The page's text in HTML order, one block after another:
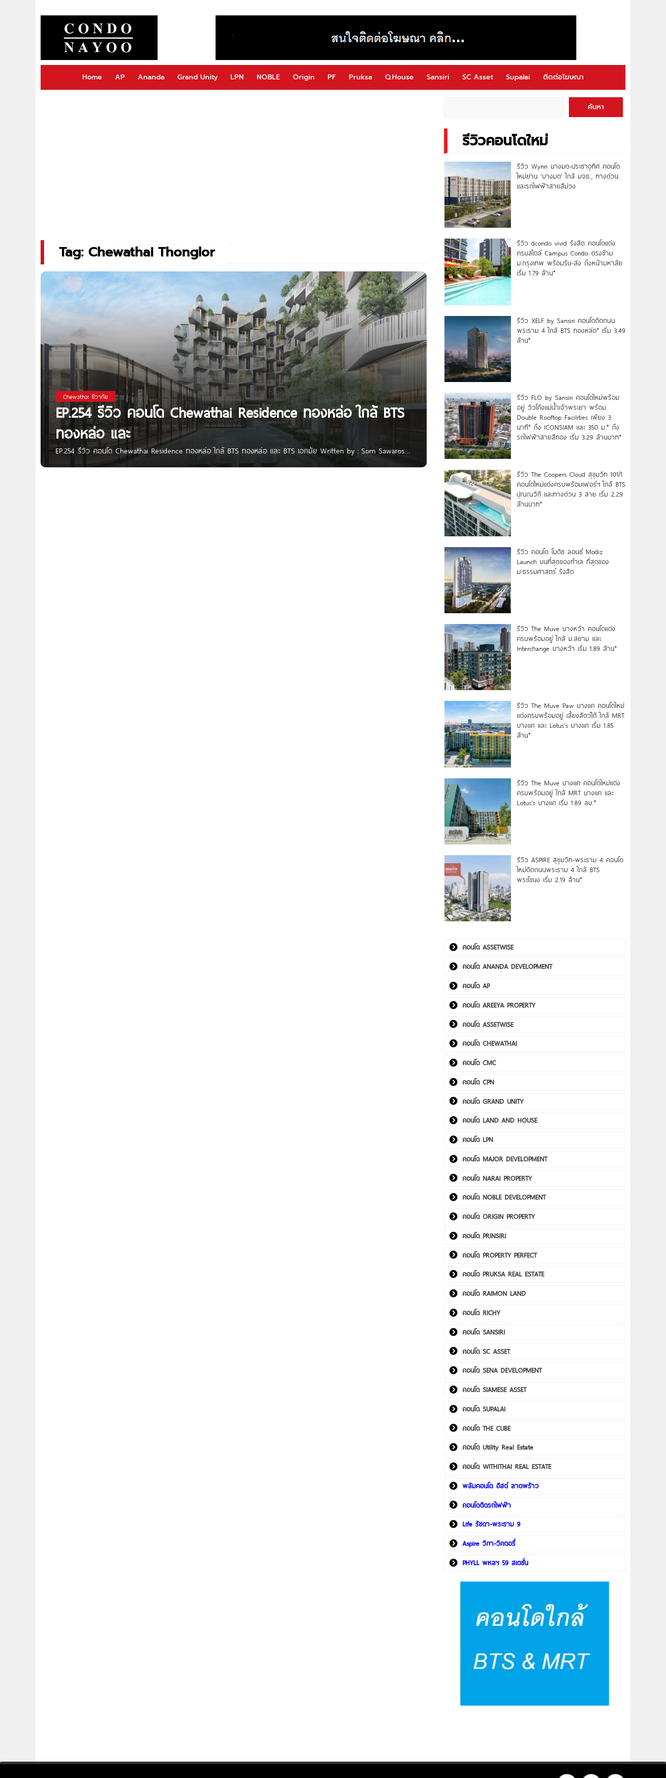
Home AP Ananda Grand Unity LPN NOBLE Origin PF Pruksa Q.House Sansiri SC Asset Supalai ติดต่อโฆษณา
Tag: Chewathai Thonglor
Chewathai ชีวาทัย
EP.254 รีวิว คอนโด Chewathai Residence ทองหล่อ ใกล้ BTS
ทองหล่อ และ
EP.254 รีวิว คอนโด Chewathai Residence ทองหล่อ ใกล้ BTS ทองหล่อ และ BTS เอกมัย Written by : Som Sawarose
Khaisilp สวัสดีผู้อ่าน CONDONAYOO ทุกคนค่ะ วันนี้เราจะพาไปชมโครงการ Chewathai Residence ทองหล่อ คอนโด
ค้นหา
รีวิวคอนโดใหม่
รีวิว Wynn บางมด-ประชาอุทิศ คอนโด
ใหม่ย่าน ‘บางมด’ ใกล้ มจธ., ทางด่วน
และรถไฟฟ้าสายสีม่วง
รีวิว dcondo vivid รังสิต คอนโดแต่ง
ครบสไตล์ Campus Condo ตรงข้าม
ม.กรุงเทพ พร้อมรับ-ส่ง ถึงหน้ามหาลัย
เริ่ม 1.79 ล้าน*
รีวิว XELF by Sansiri คอนโดติดถนน
พระราม 4 ใกล้ BTS ทองหล่อ* เริ่ม 3.49
ล้าน*
รีวิว FLO by Sansiri คอนโดใหม่พร้อม
อยู่ วิวโค้งแม่น้ำเจ้าพระยา พร้อม
Double Rooftop Facilities เพียง 3
นาที* ถึง ICONSIAM และ 350 ม.* ถึง
รถไฟฟ้าสายสีทอง เริ่ม 3.29 ล้านบาท*
รีวิว The Coopers Cloud สุขุมวิท 101/1
คอนโดใหม่แต่งครบพร้อมเฟอร์ฯ ใกล้ BTS
ปุณณวิถี และทางด่วน 3 สาย เริ่ม 2.29
ล้านบาท*
รีวิว คอนโด โมดิซ ลอนซ์ Modiz
Launch บนที่สุดของทำเล ที่สุดของ
ม.ธรรมศาสตร์ รังสิต
รีวิว The Muve บางหว้า คอนโดแต่ง
ครบพร้อมอยู่ ใกล้ ม.สยาม และ
Interchange บางหว้า เริ่ม 1.89 ล้าน*
รีวิว The Muve Paw บางแค คอนโดใหม่
แต่งครบพร้อมอยู่ เลี้ยงสัตว์ได้ ใกล้ MRT
บางแค และ Lotus’s บางแค เริ่ม 1.85
ล้าน*
รีวิว The Muve บางแค คอนโดใหม่แต่ง
ครบพร้อมอยู่ ใกล้ MRT บางแค และ
Lotus’s บางแค เริ่ม 1.89 ลบ.*
รีวิว ASPIRE สุขุมวิท-พระราม 4 คอนโด
ใหม่ติดถนนพระราม 4 ใกล้ BTS
พระโขนง เริ่ม 2.19 ล้าน*
คอนโด ASSETWISE
คอนโด ANANDA DEVELOPMENT
คอนโด AP
คอนโด AREEYA PROPERTY
คอนโด ASSETWISE
คอนโด CHEWATHAI
คอนโด CMC
คอนโด CPN
คอนโด GRAND UNITY
คอนโด LAND AND HOUSE
คอนโด LPN
คอนโด MAJOR DEVELOPMENT
คอนโด NARAI PROPERTY
คอนโด NOBLE DEVELOPMENT
คอนโด ORIGIN PROPERTY
คอนโด PRINSIRI
คอนโด PROPERTY PERFECT
คอนโด PRUKSA REAL ESTATE
คอนโด RAIMON LAND
คอนโด RICHY
คอนโด SANSIRI
คอนโด SC ASSET
คอนโด SENA DEVELOPMENT
คอนโด SIAMESE ASSET
คอนโด SUPALAI
คอนโด THE CUBE
คอนโด Utility Real Estate
คอนโด WITHITHAI REAL ESTATE
พลัมคอนโด อีสต์ ลาดพร้าว
คอนโดติดรถไฟฟ้า
Life รัชดา-พระราม 9
Aspire วิภา-วิคตอรี่
PHYLL พหลฯ 59 สเตชั่น